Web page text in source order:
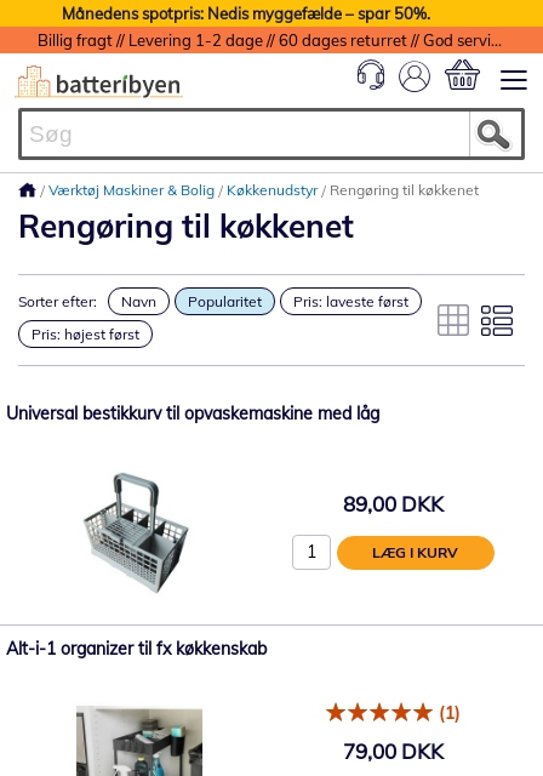
Månedens spotpris: Nedis myggefælde – spar 50%.
Billig fragt // Levering 1-2 dage // 60 dages returret // God service med garanti
Værktøj Maskiner & Bolig Køkkenudstyr Rengøring til køkkenet
Rengøring til køkkenet
Sorter efter: Navn Popularitet
Pris: laveste først
Pris: højest først
Universal bestikkurv til opvaskemaskine med låg
89,00 DKK
LÆG I KURV
Alt-i-1 organizer til fx køkkenskab
(1)
79,00 DKK